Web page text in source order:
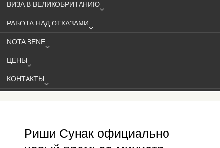
ВИЗА В ВЕЛИКОБРИТАНИЮ
РАБОТА НАД ОТКАЗАМИ
NOTA BENE
ЦЕНЫ
КОНТАКТЫ
Риши Сунак официально